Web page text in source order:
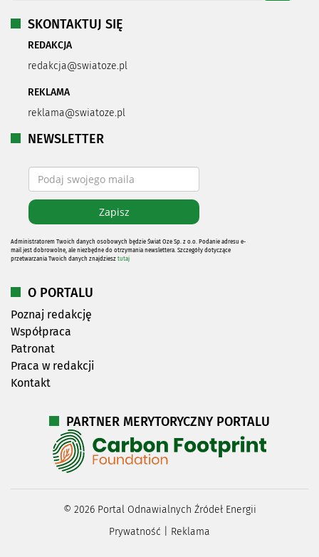
SKONTAKTUJ SIĘ
REDAKCJA
redakcja@swiatoze.pl
REKLAMA
reklama@swiatoze.pl
NEWSLETTER
Administratorem Twoich danych osobowych będzie Świat Oze Sp. z o.o. Podanie adresu e-
mail jest dobrowolne, ale niezbędne do otrzymania newslettera. Szczegóły dotyczące
przetwarzania Twoich danych znajdziesz tutaj
O PORTALU
Poznaj redakcję
Współpraca
Patronat
Praca w redakcji
Kontakt
PARTNER MERYTORYCZNY PORTALU
© 2026Portal Odnawialnych Źródeł Energii
Prywatność
Reklama